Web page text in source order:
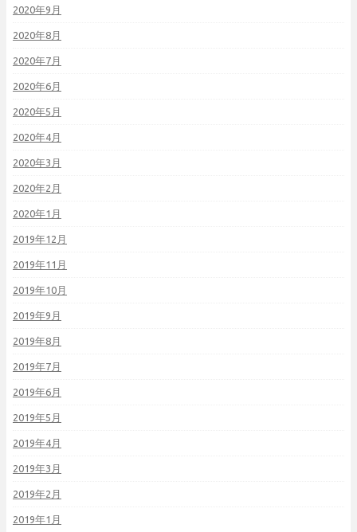
2020年9月
2020年8月
2020年7月
2020年6月
2020年5月
2020年4月
2020年3月
2020年2月
2020年1月
2019年12月
2019年11月
2019年10月
2019年9月
2019年8月
2019年7月
2019年6月
2019年5月
2019年4月
2019年3月
2019年2月
2019年1月